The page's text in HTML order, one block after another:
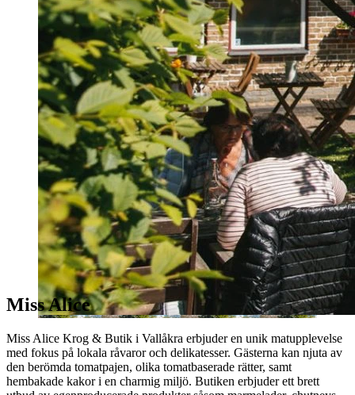
Miss Alice
Miss Alice Krog & Butik i Vallåkra erbjuder en unik matupplevelse
med fokus på lokala råvaror och delikatesser. Gästerna kan njuta av
den berömda tomatpajen, olika tomatbaserade rätter, samt
hembakade kakor i en charmig miljö. Butiken erbjuder ett brett